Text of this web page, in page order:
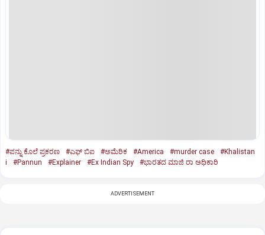
#ಪನ್ನು ಕೊಲೆ ಪ್ರಕರಣ #ಎಫ್ ಬಿಐ #ಅಮೆರಿಕ #America #murder case
#Khalistan
i
#Pannun #Explainer #Ex Indian Spy #ಭಾರತದ ಮಾಜಿ ರಾ ಅಧಿಕಾರಿ
ADVERTISEMENT